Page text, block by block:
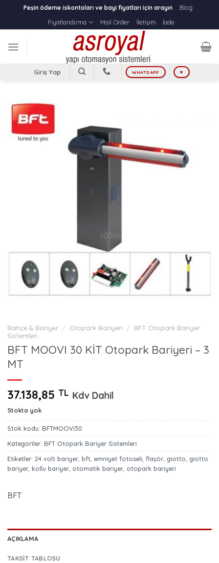
content
Peşin ödeme iskontoları ve bayi fiyatları için arayın
Blog
Fiyatlandırma
Mail Order İletişim İade
Giriş Yap WHATSAPP ♥
Bahçe & Bariyer / Otopark Bariyeri / BFT Otopark Bariyer
Sistemleri
BFT MOOVI 30 KİT Otopark Bariyeri – 3
MT
37.138,85 TL Kdv Dahil
Stokta yok
Stok kodu: BFTMOOVI30
Kategoriler: BFT Otopark Bariyer Sistemleri
Etiketler: 24 volt bariyer bft emniyet fotoseli flaşör giotto giotto
bariyer kollu bariyer otomatik bariyer otopark bariyeri
BFT
AÇIKLAMA
TAKSIT TABLOSU